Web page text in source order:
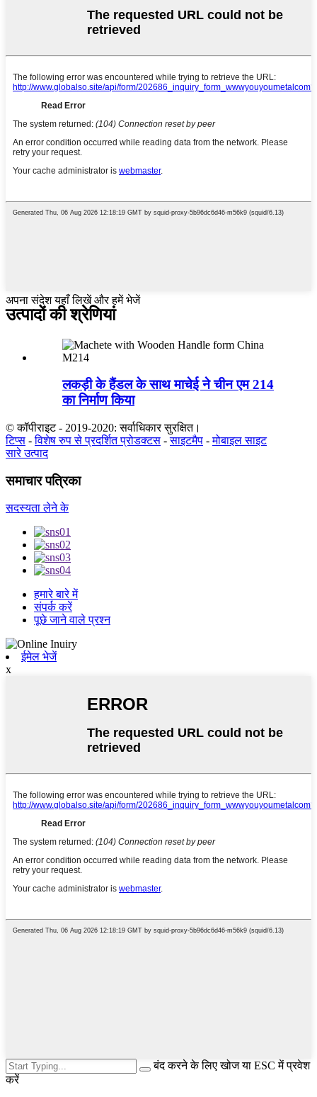
अपना संदेश यहाँ लिखें और हमें भेजें
उत्पादों की श्रेणियां
लकड़ी के हैंडल के साथ माचेई ने चीन एम 214
का निर्माण किया
© कॉपीराइट - 2019-2020: सर्वाधिकार सुरक्षित।
टिप्स -विशेष रुप से प्रदर्शित प्रोडक्टस -साइटमैप -मोबाइल साइट
सारे उत्पाद
समाचार पत्रिका
सदस्यता लेने के
हमारे बारे में
संपर्क करें
पूछे जाने वाले प्रश्न
ईमेल भेजें
x
बंद करने के लिए खोज या ESC में प्रवेश
करें